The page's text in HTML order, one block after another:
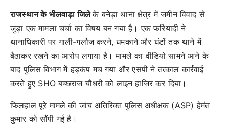
राजस्थान के भीलवाड़ा जिलेके बनेड़ा थाना क्षेत्र में जमीन विवाद से
जुड़ा एक मामला चर्चा का विषय बन गया है। एक फरियादी ने
थानाधिकारी पर गाली-गलौज करने, धमकाने और घंटों तक थाने में
बैठाकर रखने का आरोप लगाया है। मामले का वीडियो सामने आने के
बाद पुलिस विभाग में हड़कंप मच गया और एसपी ने तत्काल कार्रवाई
करते हुए SHO बच्छराज चौधरी को लाइन हाजिर कर दिया।
फिलहाल पूरे मामले की जांच अतिरिक्त पुलिस अधीक्षक (ASP) हेमंत
कुमार को सौंपी गई है।